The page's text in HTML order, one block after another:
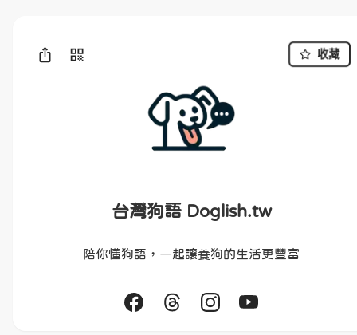
台灣狗語 Doglish.tw
陪你懂狗語，一起讓養狗的生活更豐富
收藏